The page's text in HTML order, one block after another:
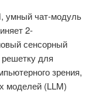
умный чат-модуль
2-
сенсорный
для
зрения,
моделей (LLM)